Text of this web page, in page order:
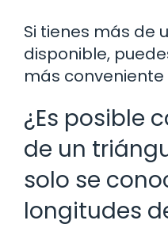
Si tienes más de
disponible,
más
¿Es posible
de un
solo se
longitudes